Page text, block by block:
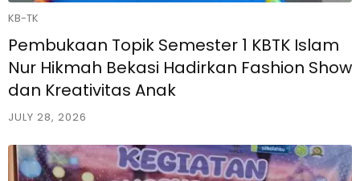
KB-TK
Pembukaan Topik Semester 1 KBTK Islam
Nur Hikmah Bekasi Hadirkan Fashion Show
dan Kreativitas Anak
JULY 28, 2026